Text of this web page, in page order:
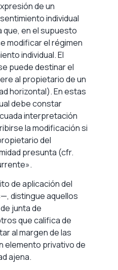
de un
individual
que, en el supuesto
modificar el régimen
individual. El
puede destinar el
al propietario de un
horizontal). En estas
debe constar
interpretación
la modificación si
del
presunta (cfr.
de aplicación del
distingue aquellos
junta de
que califica de
al margen de las
elemento privativo de
ajena.